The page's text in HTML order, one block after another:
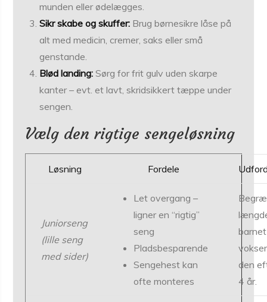
munden eller ødelægges.
Sikr skabe og skuffer: Brug børnesikre låse på
alt med medicin, cremer, saks eller små
genstande.
Blød landing: Sørg for frit gulv uden skarpe
kanter – evt. et lavt, skridsikkert tæppe under
sengen.
Vælg den rigtige sengeløsning
Løsning Fordele
Juniorseng
(lille seng
med sider)
Let overgang –
ligner en “rigtig”
seng
Pladsbesparende
Sengehest kan
ofte monteres
barnet
den
4 år.